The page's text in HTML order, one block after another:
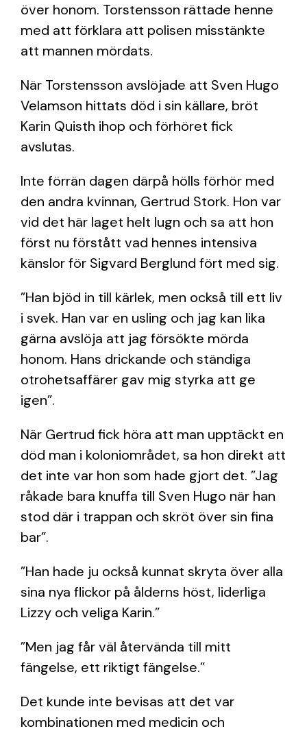
över honom. Torstensson rättade henne
med att förklara att polisen misstänkte
att mannen mördats.
När Torstensson avslöjade att Sven Hugo
Velamson hittats död i sin källare, bröt
Karin Quisth ihop och förhöret fick
avslutas.
Inte förrän dagen därpå hölls förhör med
den andra kvinnan, Gertrud Stork. Hon var
vid det här laget helt lugn och sa att hon
först nu förstått vad hennes intensiva
känslor för Sigvard Berglund fört med sig.
”Han bjöd in till kärlek, men också till ett liv
i svek. Han var en usling och jag kan lika
gärna avslöja att jag försökte mörda
honom. Hans drickande och ständiga
otrohetsaffärer gav mig styrka att ge
igen”.
När Gertrud fick höra att man upptäckt en
död man i koloniområdet, sa hon direkt att
det inte var hon som hade gjort det. ”Jag
råkade bara knuffa till Sven Hugo när han
stod där i trappan och skröt över sin fina
bar”.
”Han hade ju också kunnat skryta över alla
sina nya flickor på ålderns höst, liderliga
Lizzy och veliga Karin.”
”Men jag får väl återvända till mitt
fängelse, ett riktigt fängelse.”
Det kunde inte bevisas att det var
kombinationen med medicin och